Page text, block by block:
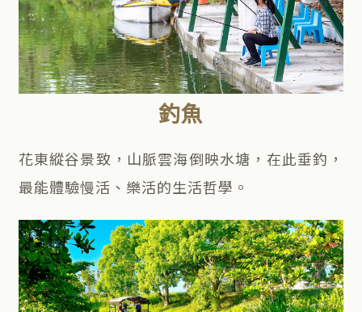
釣魚
花東縱谷景致，山脈雲海倒映水塘，在此垂釣，
最能體驗慢活、樂活的生活哲學。